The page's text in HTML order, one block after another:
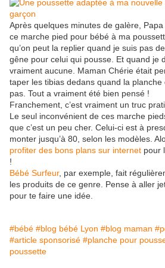
Après quelques minutes de galère,
ce marche pied pour bébé à ma
qu’on peut la replier quand je suis pas
gêne pour celui qui pousse. Et quand je
vraiment aucune. Maman Chérie était
taper les tibias dedans quand la
pas. Tout a vraiment été bien pensé !
Franchement, c’est vraiment un truc
Le seul inconvénient de ces marche
que c’est un peu cher. Celui-ci est à
monter jusqu’à 80, selon les modèles.
profiter des bons plans sur internet pour
!
Bébé Surfeur, par exemple, fait
les produits de ce genre. Pense à aller
pour te faire une idée.
#bébé #blog bébé Lyon #blog maman
#article sponsorisé #planche pour
poussette